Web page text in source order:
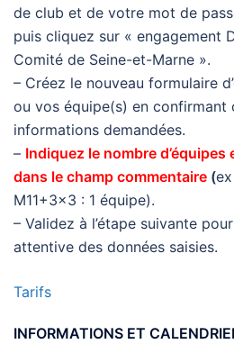
de club et de votre mot de
puis cliquez sur « engagement
Comité de Seine-et-Marne ».
– Créez le nouveau formulaire
ou vos équipe(s) en confirmant
informations demandées.
– Indiquez le nombre d’équipes
dans le champ commentaire (
M11+3×3 : 1 équipe).
– Validez à l’étape suivante
attentive des données saisies.
Tarifs
INFORMATIONS ET